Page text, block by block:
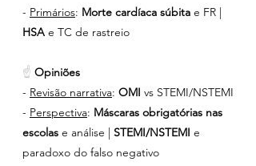
- Primários: Morte cardíaca súbita e FR |
HSA e TC de rastreio
☝ Opiniões
- Revisão narrativa: OMI vs STEMI/NSTEMI
- Perspectiva: Máscaras obrigatórias nas
escolas e análise | STEMI/NSTEMI e
paradoxo do falso negativo